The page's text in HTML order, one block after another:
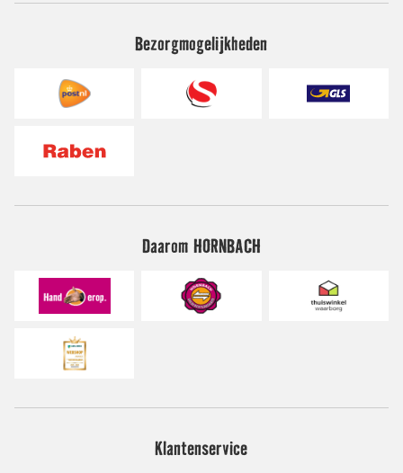
Bezorgmogelijkheden
Daarom HORNBACH
Klantenservice